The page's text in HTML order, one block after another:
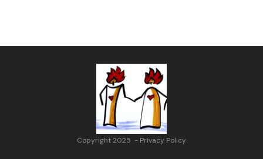
Copyright 2025 - Privacy Policy